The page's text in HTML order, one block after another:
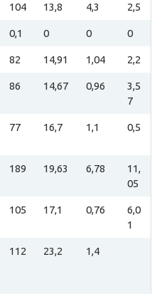
104 13,8 4,3 2,5
0,1 0 0 0
82 14,91 1,04 2,2
86 14,67 0,96
3,5
7
77 16,7 1,1 0,5
189 19,63 6,78
11,
05
105 17,1 0,76
6,0
1
112 23,2 1,4